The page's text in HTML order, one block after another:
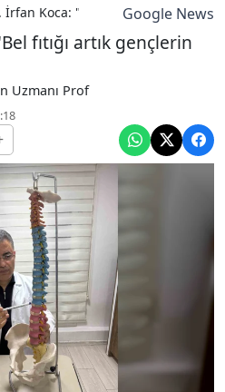
İrfan Koca: "Bel fıtığı artık
Google News
fıtığı artık gençlerin
Uzmanı Prof